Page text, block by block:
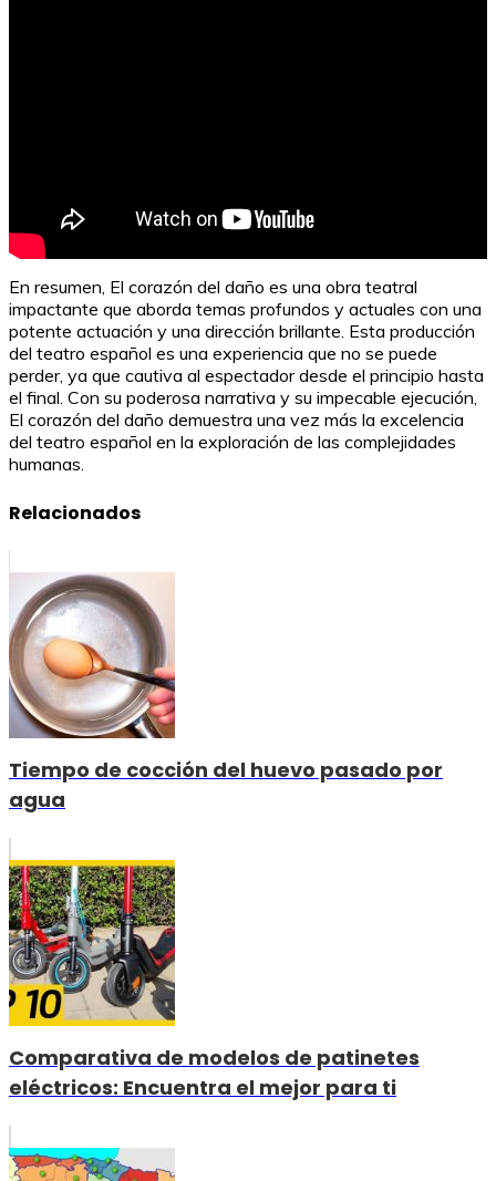
En resumen, El corazón del daño es una obra teatral
impactante que aborda temas profundos y actuales con una
potente actuación y una dirección brillante. Esta producción
del teatro español es una experiencia que no se puede
perder, ya que cautiva al espectador desde el principio hasta
el final. Con su poderosa narrativa y su impecable ejecución,
El corazón del daño demuestra una vez más la excelencia
del teatro español en la exploración de las complejidades
humanas.
Relacionados
Tiempo de cocción del huevo pasado por
agua
Comparativa de modelos de patinetes
eléctricos: Encuentra el mejor para ti